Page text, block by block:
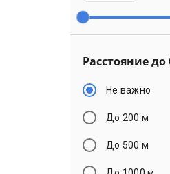
Расстояние до
Не важно
До 200 м
До 500 м